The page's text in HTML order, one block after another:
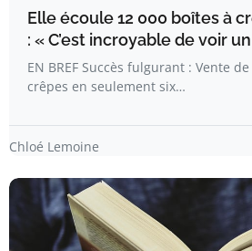
Elle écoule 12 000 boîtes à
: « C’est incroyable de voir
EN BREF Succès fulgurant : Vente
crêpes en seulement six…
Chloé Lemoine